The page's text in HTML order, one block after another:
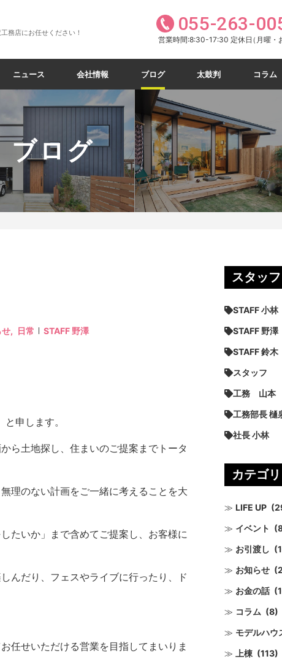
務店にお任せください！ 055-263-
営業時間:8:30-17:30 定休日（月曜・
ニュース 会社情報 ブログ 太鼓判 コラム
ブログ
, 日常 STAFF 野澤
申します。
ら土地探し、住まいのご提案までトータ
理のない計画をご一緒に考えることを大
たいか」まで含めてご提案し、お客様に
んだり、フェスやライブに行ったり、ド
任せいただける営業を目指してまいりま
スタッフ
STAFF 小林
STAFF 野澤
STAFF 鈴木
スタッフ
工務 山本
工務部長 樋
社長 小林
カテゴリ
LIFE UP
イベント
お引渡し
お知らせ
お金の話
コラム (8)
モデルハウ
上棟 (113)